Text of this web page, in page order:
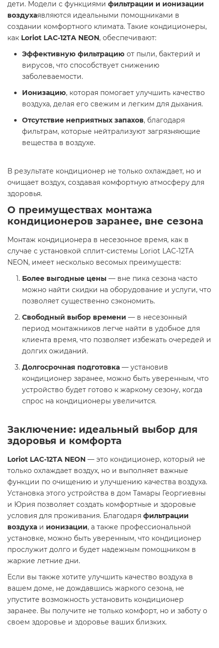
дети. Модели с функциями фильтрации и ионизации
воздухаявляются идеальными помощниками в
создании комфортного климата. Такие кондиционеры,
как Loriot LAC-12TA NEON, обеспечивают:
Эффективную фильтрацию от пыли, бактерий и
вирусов, что способствует снижению
заболеваемости.
Ионизацию, которая помогает улучшить качество
воздуха, делая его свежим и легким для дыхания.
Отсутствие неприятных запахов, благодаря
фильтрам, которые нейтрализуют загрязняющие
вещества в воздухе.
В результате кондиционер не только охлаждает, но и
очищает воздух, создавая комфортную атмосферу для
здоровья.
О преимуществах монтажа
кондиционеров заранее, вне сезона
Монтаж кондиционера в несезонное время, как в
случае с установкой сплит-системы Loriot LAC-12TA
NEON, имеет несколько весомых преимуществ:
Более выгодные цены — вне пика сезона часто
можно найти скидки на оборудование и услуги, что
позволяет существенно сэкономить.
Свободный выбор времени — в несезонный
период монтажников легче найти в удобное для
клиента время, что позволяет избежать очередей и
долгих ожиданий.
Долгосрочная подготовка — установив
кондиционер заранее, можно быть уверенным, что
устройство будет готово к жаркому сезону, когда
спрос на кондиционеры увеличится.
Заключение: идеальный выбор для
здоровья и комфорта
Loriot LAC-12TA NEON — это кондиционер, который не
только охлаждает воздух, но и выполняет важные
функции по очищению и улучшению качества воздуха.
Установка этого устройства в дом Тамары Георгиевны
и Юрия позволяет создать комфортные и здоровые
условия для проживания. Благодаря фильтрации
воздуха и ионизации, а также профессиональной
установке, можно быть уверенным, что кондиционер
прослужит долго и будет надежным помощником в
жаркие летние дни.
Если вы также хотите улучшить качество воздуха в
вашем доме, не дождавшись жаркого сезона, не
упустите возможность установить кондиционер
заранее. Вы получите не только комфорт, но и заботу о
своем здоровье и здоровье ваших близких.